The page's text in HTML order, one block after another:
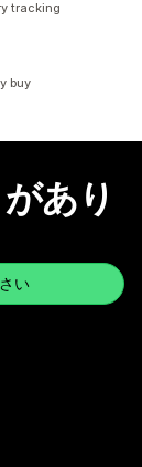
tracking
buy
あり
い